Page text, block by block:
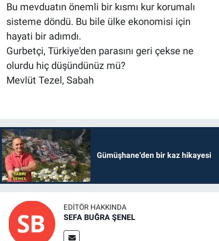
Bu mevduatın önemli bir kısmı kur korumalı
sisteme döndü. Bu bile ülke ekonomisi için
hayati bir adımdı.
Gurbetçi, Türkiye'den parasını geri çekse ne
olurdu hiç düşündünüz mü?
Mevlüt Tezel, Sabah
Gümüşhane’den bir kaz hikayesi
EDITÖR HAKKINDA
SEFA BUĞRA ŞENEL